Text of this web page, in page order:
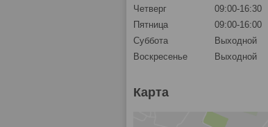
Четверг
09:00-16:30
Пятница
09:00-16:00
Суббота
Выходной
Воскресенье
Выходной
Карта